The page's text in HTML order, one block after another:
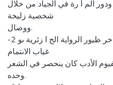
ودور الم أ رة في الجياد من خلال
شخصية زليخة
ووصال.
-2 من الأسباب التي أدت إلى تأخر ظيور الرواية الج ا زئرية ىو
غياب الاىتمام
الأدب كان ينحصر في الشعر
وحده.